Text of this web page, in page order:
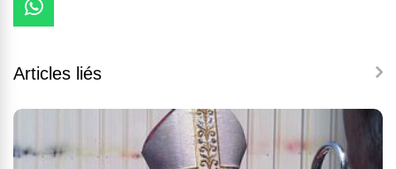
Articles liés